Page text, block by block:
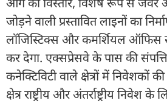
जोड़ने वाली प्रस्तावित लाइनों का
लॉजिस्टिक्स और कमर्शियल ऑफिस
कर देगा. एक्सप्रेसवे के पास की
कनेक्टिविटी वाले क्षेत्रों में निवेशकों
क्षेत्र राष्ट्रीय और अंतर्राष्ट्रीय निवेश